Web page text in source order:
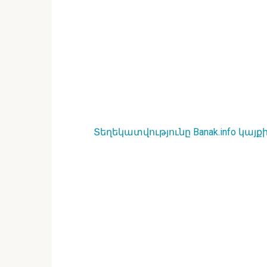
Տեղեկատվությունը Banak.info